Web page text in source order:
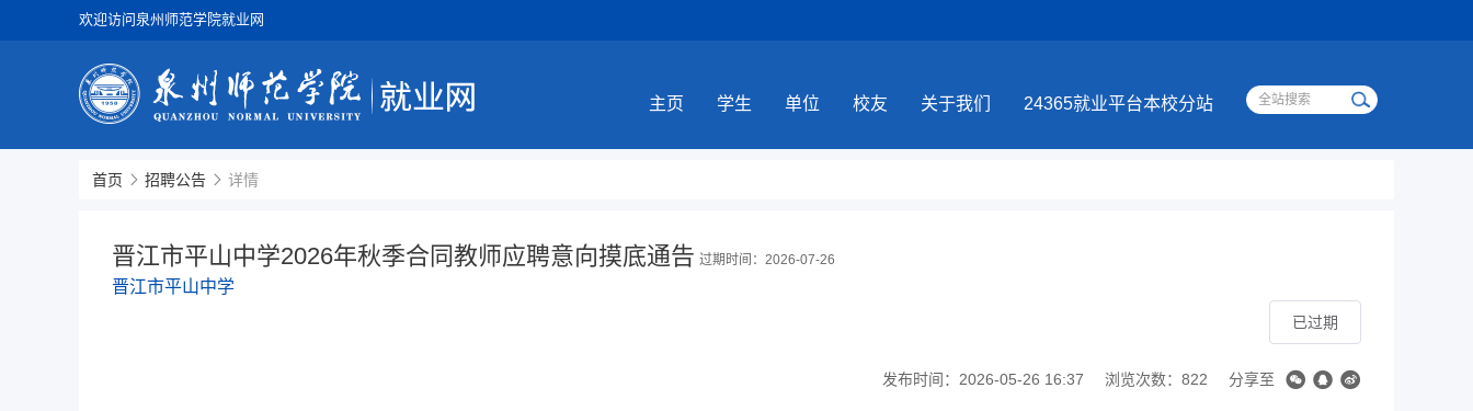
欢迎访问泉州师范学院就业网
主页 学生 单位 校友 关于我们 24365就业平台本校分站
首页 招聘公告 详情
晋江市平山中学2026年秋季合同教师应聘意向摸底通告
晋江市平山中学
过期时间：2026-07-26
已过期
发布时间：2026-05-26 16:37 浏览次数：822 分享至